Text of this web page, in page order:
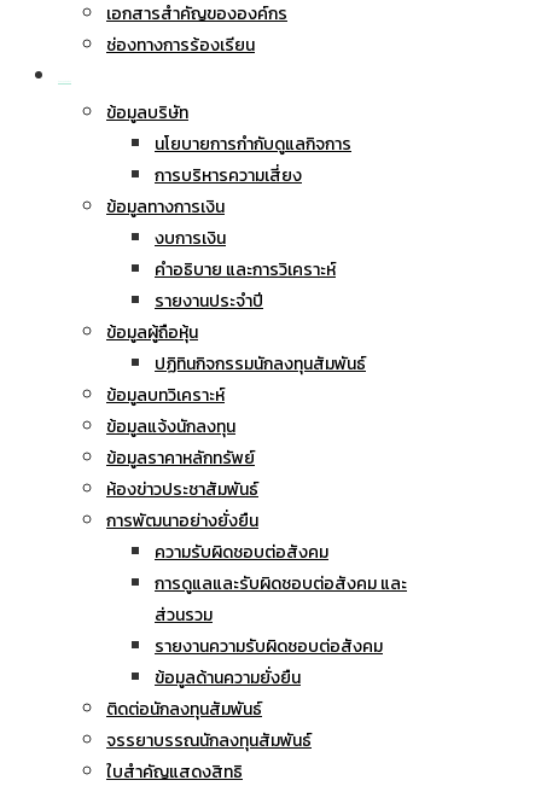
เอกสารสำคัญขององค์กร
ช่องทางการร้องเรียน
ข้อมูลบริษัท
นโยบายการกำกับดูแลกิจการ
การบริหารความเสี่ยง
ข้อมูลทางการเงิน
งบการเงิน
คำอธิบาย และการวิเคราะห์
รายงานประจำปี
ข้อมูลผู้ถือหุ้น
ปฏิทินกิจกรรมนักลงทุนสัมพันธ์
ข้อมูลบทวิเคราะห์
ข้อมูลแจ้งนักลงทุน
ข้อมูลราคาหลักทรัพย์
ห้องข่าวประชาสัมพันธ์
การพัฒนาอย่างยั่งยืน
ความรับผิดชอบต่อสังคม
การดูแลและรับผิดชอบต่อสังคม และ
ส่วนรวม
รายงานความรับผิดชอบต่อสังคม
ข้อมูลด้านความยั่งยืน
ติดต่อนักลงทุนสัมพันธ์
จรรยาบรรณนักลงทุนสัมพันธ์
ใบสำคัญแสดงสิทธิ